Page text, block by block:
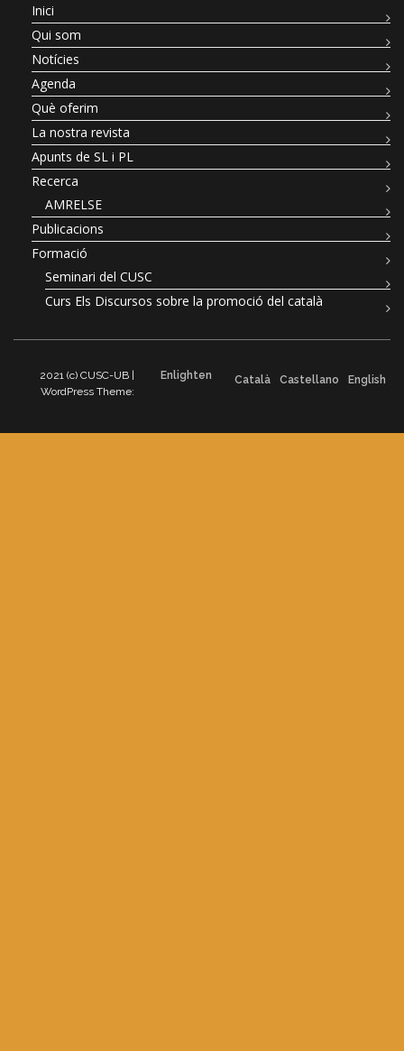
Inici
Qui som
Notícies
Agenda
Què oferim
La nostra revista
Apunts de SL i PL
Recerca
AMRELSE
Publicacions
Formació
Seminari del CUSC
Curs Els Discursos sobre la promoció del català
2021 (c) CUSC-UB |
WordPress Theme:
Enlighten Català Castellano English